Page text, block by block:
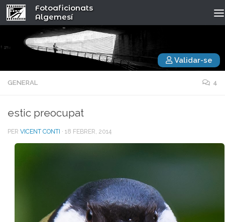
Fotoaficionats
Algemesí
Validar-se
GENERAL 4
estic preocupat
PER VICENT CONTI · 18 FEBRER, 2014